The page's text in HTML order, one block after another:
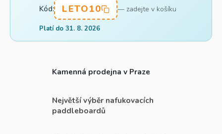
Kód: LETO10 — zadejte v košíku
Platí do 31. 8. 2026
Kamenná prodejna v Praze
Největší výběr nafukovacích
paddleboardů